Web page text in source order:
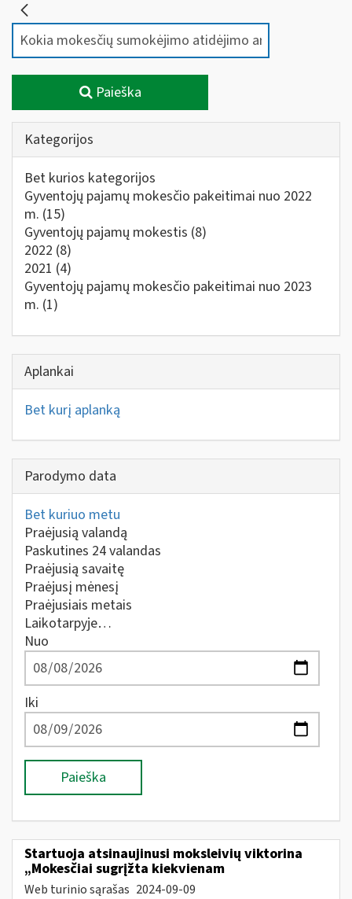
Paieška
Kategorijos
Bet kurios kategorijos
Gyventojų pajamų mokesčio pakeitimai nuo 2022
m. (15)
Gyventojų pajamų mokestis (8)
2022 (8)
2021 (4)
Gyventojų pajamų mokesčio pakeitimai nuo 2023
m. (1)
Aplankai
Bet kurį aplanką
Parodymo data
Bet kuriuo metu
Praėjusią valandą
Paskutines 24 valandas
Praėjusią savaitę
Praėjusį mėnesį
Praėjusiais metais
Laikotarpyje…
Nuo
Iki
Paieška
Startuoja atsinaujinusi moksleivių viktorina
„Mokesčiai sugrįžta kiekvienam
Web turinio sąrašas 2024-09-09